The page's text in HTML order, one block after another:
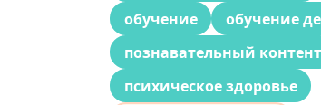
обучение
обучение
познавательный контент
психическое здоровье